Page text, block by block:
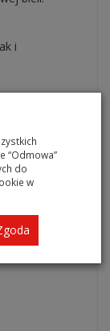
i
Ambition:
Diva.
w
“Odmowa”
do
w